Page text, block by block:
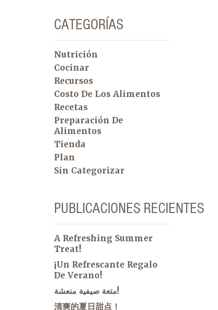
CATEGORÍAS
Nutrición
Cocinar
Recursos
Costo De Los Alimentos
Recetas
Preparación De
Alimentos
Tienda
Plan
Sin Categorizar
PUBLICACIONES RECIENTES
A Refreshing Summer
Treat!
¡Un Refrescante Regalo
De Verano!
متعة صيفية منعشة!
清爽的夏日甜点！